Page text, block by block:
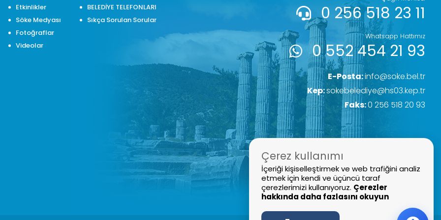
Etkinlikler
Söke Medyası
Fotoğraflar
Videolar
BELEDİYE TELEFONLARI
Sıkça Sorulan Sorular
0 256 518 23 11
Whatsapp Hattımız
0 552 454 21 93
E-Posta:info@soke.bel.tr
Kep:sokebelediye@hs03.kep.tr
Faks:0 256 518 20 93
Çerez kullanımı
İçeriği kişiselleştirmek ve web trafiğini analiz
etmek için kendi ve üçüncü taraf
çerezlerimizi kullanıyoruz. Çerezler
hakkında daha fazlasını okuyun